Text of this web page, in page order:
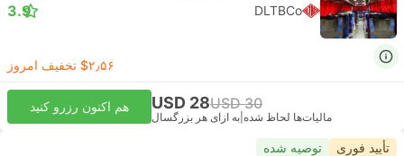
DLTBCo
3.9
‎$۲٫۵۶ تخفیف امروز
USD 30
USD 28
مالیات‌ها لحاظ شده به ازای هر بزرگسال
هم اکنون رزرو کنید
تأیید فوری توصیه شده